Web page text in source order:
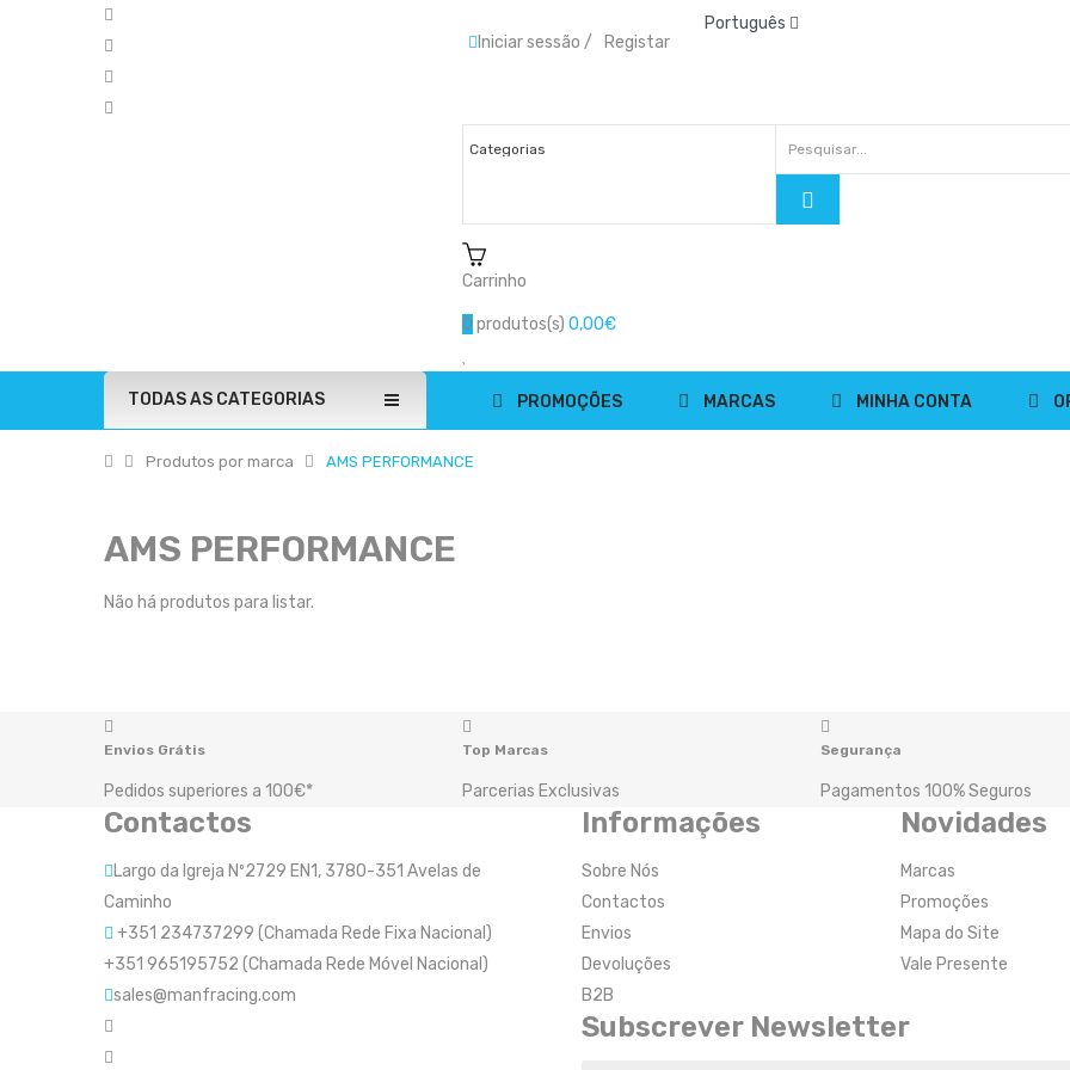
Iniciar sessão / Registar
Português
Carrinho
0 produtos(s) 0,00€
TODAS AS CATEGORIAS PROMOÇÕES MARCAS MINHA CONTA
Produtos por marca AMS PERFORMANCE
AMS PERFORMANCE
Não há produtos para listar.
Envios Grátis
Pedidos superiores a 100€*
Top Marcas
Parcerias Exclusivas
Segurança
Pagamentos 100% Seguros
Contactos
Largo da Igreja Nº2729 EN1, 3780-351 Avelas de
Caminho
+351 234737299 (Chamada Rede Fixa Nacional)
+351 965195752 (Chamada Rede Móvel Nacional)
sales@manfracing.com
Informações
Sobre Nós
Contactos
Envios
Devoluções
B2B
Novidades
Marcas
Promoções
Mapa do Site
Vale Presente
Subscrever Newsletter